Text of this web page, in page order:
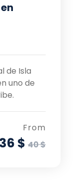
de Isla
uno de
From
36 $ 40 $